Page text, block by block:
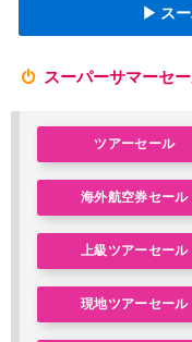
02/18 JTB) 海外ツア
Trip.com) 海外
HIS) 海外航空
02/07 NEWT) 海外ツ
03/03 Trip.com) 航空
Trip.com) 海外
▶ ス
スーパーサマーセ
ツアーセール
海外航空券セール
上級ツアーセール
現地ツアーセール